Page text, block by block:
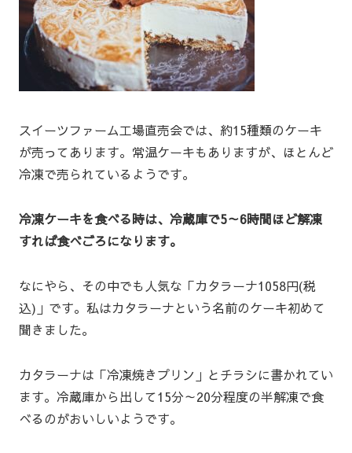
スイーツファーム工場直売会では、約15種類のケーキ
が売ってあります。常温ケーキもありますが、ほとんど
冷凍で売られているようです。
冷凍ケーキを食べる時は、冷蔵庫で5～6時間ほど解凍
すれば食べごろになります。
なにやら、その中でも人気な「カタラーナ1058円(税
込)」です。私はカタラーナという名前のケーキ初めて
聞きました。
カタラーナは「冷凍焼きプリン」とチラシに書かれてい
ます。冷蔵庫から出して15分～20分程度の半解凍で食
べるのがおいしいようです。